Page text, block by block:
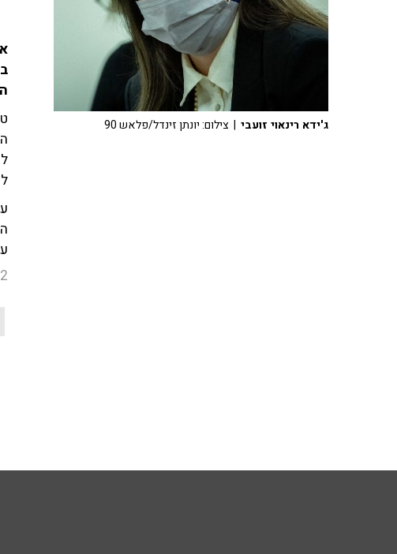
ג'ידא רינאוי זועבי | צילום: יונתן זינדל/פלאש 90